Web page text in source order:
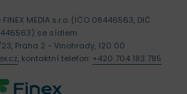
MEDIA s.r.o. (IČO 08446563, DIČ
se sídlem
Praha 2 - Vinohrady, 120 00
, kontaktní telefon: +420 704 183 785